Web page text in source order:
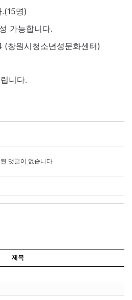
명)
가능합니다.
원시청소년성문화센터)
니다.
댓글이 없습니다.
제목